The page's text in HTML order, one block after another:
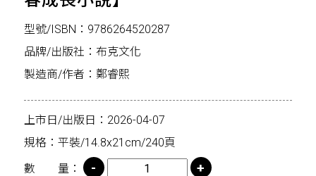
型號/ISBN：9786264520287
品牌/出版社：布克文化
製造商/作者：鄭睿熙
上市日/出版日：2026-04-07
規格：平裝/14.8x21cm/240頁
數 量：